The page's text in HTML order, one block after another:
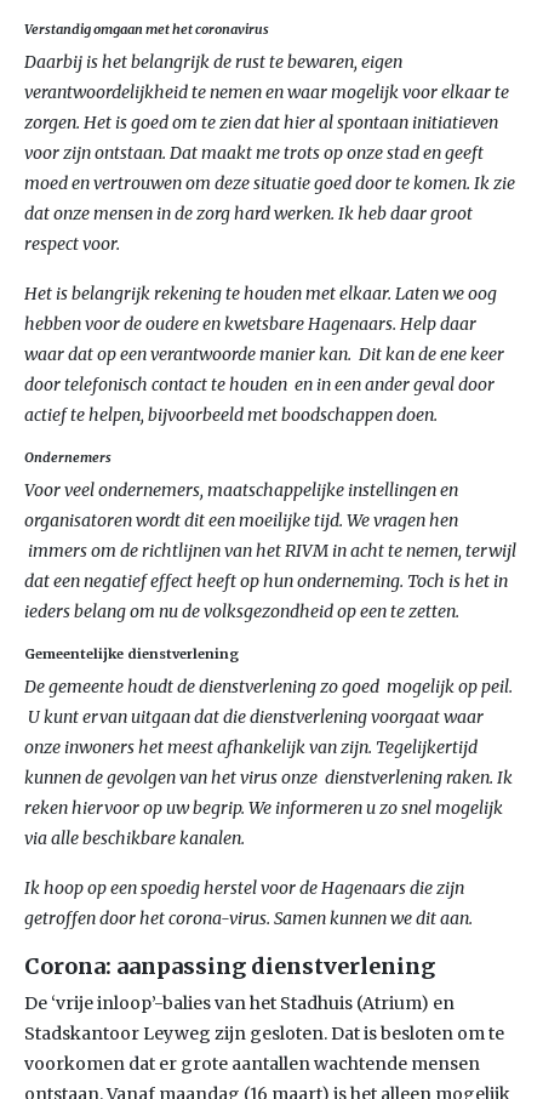
Verstandig omgaan met het coronavirus
Daarbij is het belangrijk de rust te bewaren, eigen
verantwoordelijkheid te nemen en waar mogelijk voor elkaar te
zorgen. Het is goed om te zien dat hier al spontaan initiatieven
voor zijn ontstaan. Dat maakt me trots op onze stad en geeft
moed en vertrouwen om deze situatie goed door te komen. Ik zie
dat onze mensen in de zorg hard werken. Ik heb daar groot
respect voor.
Het is belangrijk rekening te houden met elkaar. Laten we oog
hebben voor de oudere en kwetsbare Hagenaars. Help daar
waar dat op een verantwoorde manier kan. Dit kan de ene keer
door telefonisch contact te houden en in een ander geval door
actief te helpen, bijvoorbeeld met boodschappen doen.
Ondernemers
Voor veel ondernemers, maatschappelijke instellingen en
organisatoren wordt dit een moeilijke tijd. We vragen hen
immers om de richtlijnen van het RIVM in acht te nemen, terwijl
dat een negatief effect heeft op hun onderneming. Toch is het in
ieders belang om nu de volksgezondheid op een te zetten.
Gemeentelijke dienstverlening
De gemeente houdt de dienstverlening zo goed mogelijk op peil.
U kunt ervan uitgaan dat die dienstverlening voorgaat waar
onze inwoners het meest afhankelijk van zijn. Tegelijkertijd
kunnen de gevolgen van het virus onze dienstverlening raken. Ik
reken hiervoor op uw begrip. We informeren u zo snel mogelijk
via alle beschikbare kanalen.
Ik hoop op een spoedig herstel voor de Hagenaars die zijn
getroffen door het corona-virus. Samen kunnen we dit aan.
Corona: aanpassing dienstverlening
De ‘vrije inloop’-balies van het Stadhuis (Atrium) en
Stadskantoor Leyweg zijn gesloten. Dat is besloten om te
voorkomen dat er grote aantallen wachtende mensen
ontstaan. Vanaf maandag (16 maart) is het alleen mogelijk